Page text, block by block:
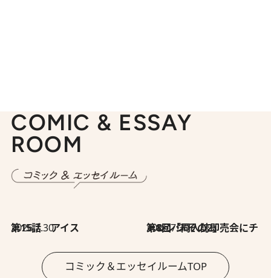
COMIC & ESSAY
ROOM
2026.7.30
第15話 アイス 2026.7.30
第8回「同人誌即売会にチャレンジ その2」
コミック＆エッセイルームTOP